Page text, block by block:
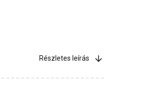
Részletes leírás